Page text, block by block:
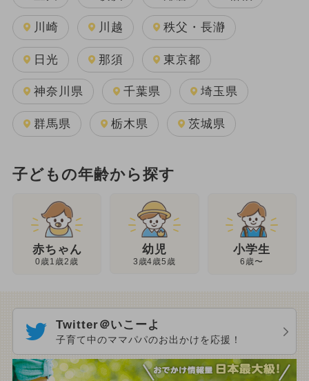
川崎 川越 秩父・長瀞
日光 那須 東京都
神奈川県 千葉県 埼玉県
群馬県 栃木県 茨城県
子どもの年齢から探す
赤ちゃん
0歳1歳2歳
幼児
3歳4歳5歳
小学生
6歳〜
Twitter＠いこーよ
子育て中のママパパのお出かけを応援！